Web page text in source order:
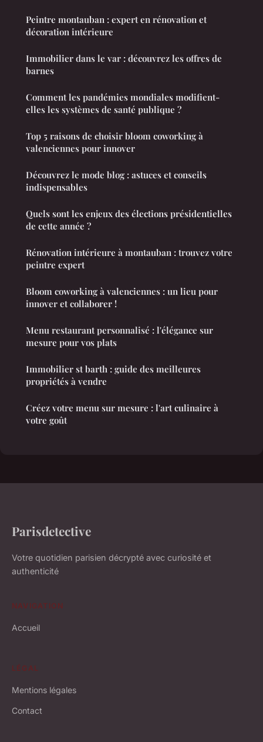
Peintre montauban : expert en rénovation et
décoration intérieure
Immobilier dans le var : découvrez les offres de
barnes
Comment les pandémies mondiales modifient-
elles les systèmes de santé publique ?
Top 5 raisons de choisir bloom coworking à
valenciennes pour innover
Découvrez le mode blog : astuces et conseils
indispensables
Quels sont les enjeux des élections présidentielles
de cette année ?
Rénovation intérieure à montauban : trouvez votre
peintre expert
Bloom coworking à valenciennes : un lieu pour
innover et collaborer !
Menu restaurant personnalisé : l'élégance sur
mesure pour vos plats
Immobilier st barth : guide des meilleures
propriétés à vendre
Créez votre menu sur mesure : l'art culinaire à
votre goût
Parisdetective
Votre quotidien parisien décrypté avec curiosité et
authenticité
NAVIGATION
Accueil
LÉGAL
Mentions légales
Contact